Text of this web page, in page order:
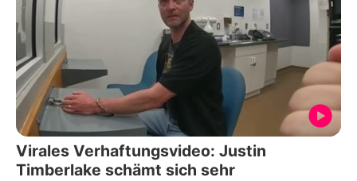
Virales Verhaftungsvideo: Justin
Timberlake schämt sich sehr